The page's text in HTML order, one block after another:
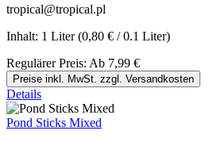
tropical@tropical.pl
Inhalt: 1 Liter(0,80 € / 0.1 Liter)
Regulärer Preis: Ab 7,99 €
Preise inkl. MwSt. zzgl. Versandkosten
Details
Pond Sticks Mixed